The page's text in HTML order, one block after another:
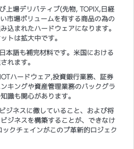
上場デリバティブ(先物, TOPIX,日経
市場ボリュームを有する商品の為の
込まれたハードウェアになります。
トは拡大中です。
本語も補完材料です。米国における
れます。
ハードウェア,投資銀行業務、証券
キングや資産管理業務のバックグラ
識も関心があります。
ジネスに徹していること、および将
ジネスを構築することが、できなけ
クチェインがこのプ革新的ロジェク